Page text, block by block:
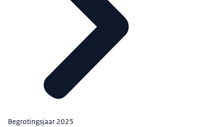
Begrotingsjaar 2025